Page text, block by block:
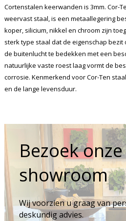
Cortenstalen keerwanden is 3mm. Cor-
weervast staal, is een metaallegering
koper, silicium, nikkel en chroom zijn
sterk type staal dat de eigenschap bezit
de buitenlucht te bedekken met een
natuurlijke vaste roest laag vormt de
corrosie. Kenmerkend voor Cor-Ten
en de lange levensduur.
Bezoek onze
showroom
Wij voorzien u graag van
deskundig advies.